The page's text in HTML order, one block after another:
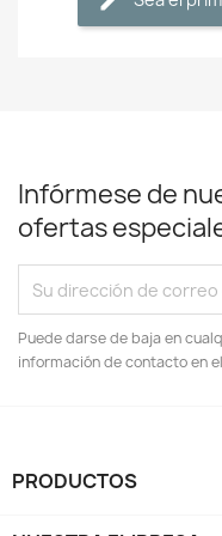
Infórmese de
ofertas
Puede darse de baja en
información de contacto en
PRODUCTOS